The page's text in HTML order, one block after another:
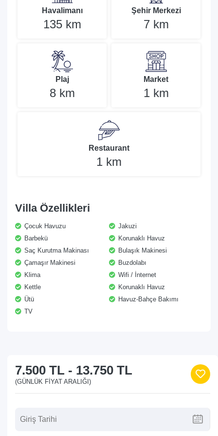
Havalimanı
135 km
Şehir Merkezi
7 km
Plaj
8 km
Market
1 km
Restaurant
1 km
Villa Özellikleri
Çocuk Havuzu
Jakuzi
Barbekü
Korunaklı Havuz
Saç Kurutma Makinası
Bulaşık Makinesi
Çamaşır Makinesi
Buzdolabı
Klima
Wifi / İnternet
Kettle
Korunaklı Havuz
Ütü
Havuz-Bahçe Bakımı
TV
7.500 TL - 13.750 TL
(GÜNLÜK FIYAT ARALIĞI)